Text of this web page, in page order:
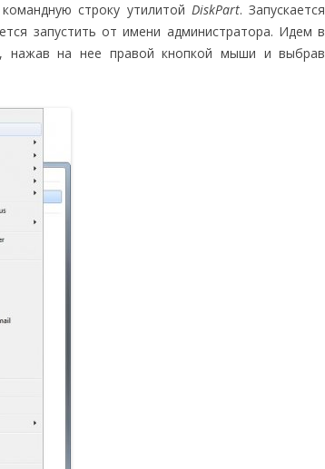
строку утилитой DiskPart. Запускается
запустить от имени администратора. Идем в
нажав на нее правой кнопкой мыши и выбрав